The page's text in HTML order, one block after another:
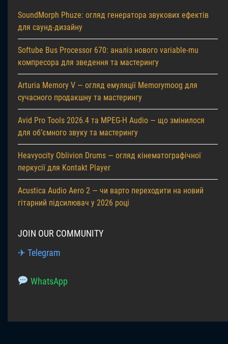
SoundMorph Phuze: огляд генератора звукових ефектів
для саунд-дизайну
Softube Bus Processor 670: аналіз нового variable-mu
компресора для зведення та мастерингу
Arturia Memory V — огляд емуляції Memorymoog для
сучасного продакшну та мастерингу
Avid Pro Tools 2026.4 та MPEG-H Audio — що змінилося
для об’ємного звуку та мастерингу
Heavyocity Oblivion Drums — огляд кінематографічної
перкусії для Kontakt Player
Acustica Audio Aero 2 — чи варто переходити на новий
гітарний підсилювач у 2026 році
JOIN OUR COMMUNITY
✈ Telegram
WhatsApp